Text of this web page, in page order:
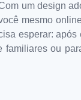
um design
mesmo
esperar: após
ou